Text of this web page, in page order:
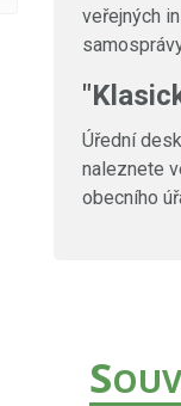
veřejných
Úřední
naleznete
obecního
S